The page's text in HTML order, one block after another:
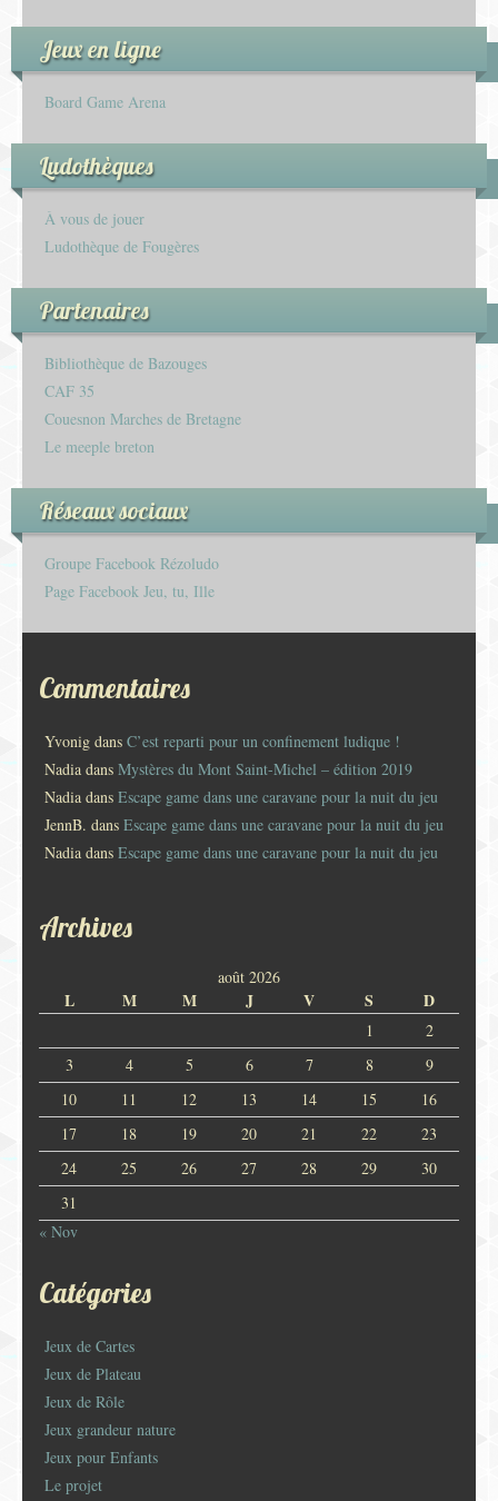
Jeux en ligne
Board Game Arena
Ludothèques
À vous de jouer
Ludothèque de Fougères
Partenaires
Bibliothèque de Bazouges
CAF 35
Couesnon Marches de Bretagne
Le meeple breton
Réseaux sociaux
Groupe Facebook Rézoludo
Page Facebook Jeu, tu, Ille
Commentaires
Yvonig dans C’est reparti pour un confinement ludique !
Nadia dans Mystères du Mont Saint-Michel – édition 2019
Nadia dans Escape game dans une caravane pour la nuit du jeu
JennB. dans Escape game dans une caravane pour la nuit du jeu
Nadia dans Escape game dans une caravane pour la nuit du jeu
Archives
août 2026
L M M J V S D
1
2
3
4 5 6 7 8
9
10
11 12 13 14 15
16
17
18 19 20 21 22
23
24
25 26 27 28 29
30
31
« Nov
Catégories
Jeux de Cartes
Jeux de Plateau
Jeux de Rôle
Jeux grandeur nature
Jeux pour Enfants
Le projet